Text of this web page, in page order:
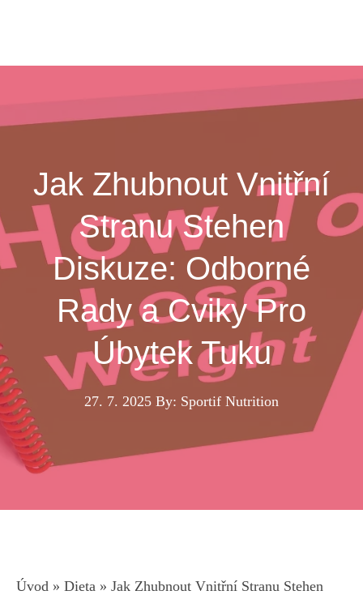
Jak Zhubnout Vnitřní
Stranu Stehen
Diskuze: Odborné
Rady a Cviky Pro
Úbytek Tuku
27. 7. 2025 By: Sportif Nutrition
Úvod » Dieta » Jak Zhubnout Vnitřní Stranu Stehen